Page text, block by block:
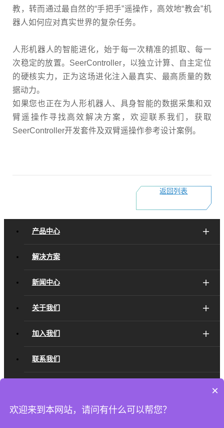
教，转而通过最自然的“手把手”遥操作，高效地“教会”机
器人如何应对真实世界的复杂任务。
人形机器人的智能进化，始于每一次精准的抓取、每一
次稳定的放置。 SeerController，以独立计算、自主定位
的硬核实力，正为这场进化注入最真实、最高质量的数
据动力。
如果您也正在为人形机器人、具身智能的数据采集和双
臂遥操作寻找高效解决方案，欢迎联系我们，获取
SeerController开发套件及双臂遥操作参考设计案例。
返回列表
产品中心
解决方案
新闻中心
关于我们
加入我们
联系我们
友情链接：CIMPro孪大师
×
欢迎来到本网站，请问有什么可以帮您？